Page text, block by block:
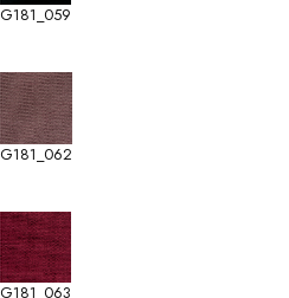
G181_059
G181_062
G181_063